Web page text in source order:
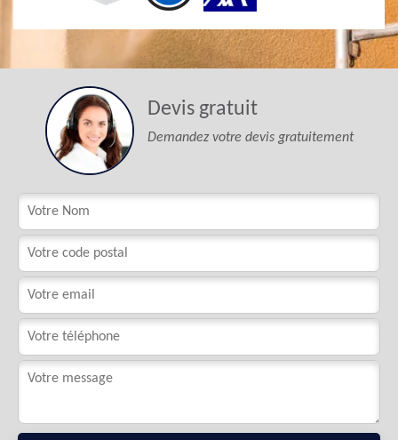
Devis gratuit
Demandez votre devis gratuitement